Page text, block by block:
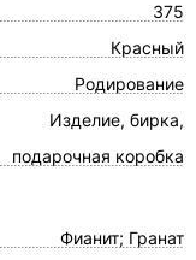
375
Красный
Родирование
Изделие, бирка,
подарочная коробка
Фианит; Гранат